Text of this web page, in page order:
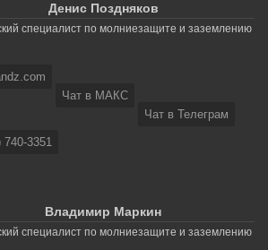
Денис Поздняков
специалист по молниезащите и заземлению
Чат в МАКС
Чат в Телеграм
740-3351
Владимир Маркин
специалист по молниезащите и заземлению